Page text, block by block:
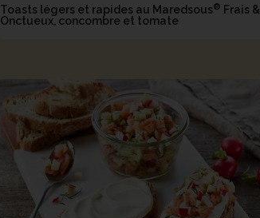
Toasts légers et rapides au Maredsous® Frais &
Onctueux, concombre et tomate